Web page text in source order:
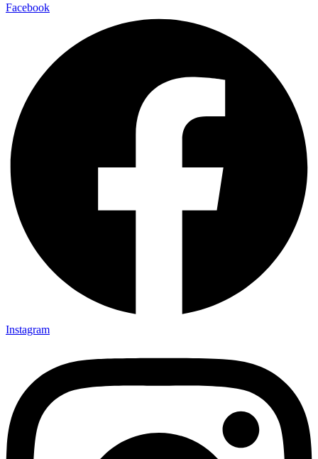
Facebook
Instagram